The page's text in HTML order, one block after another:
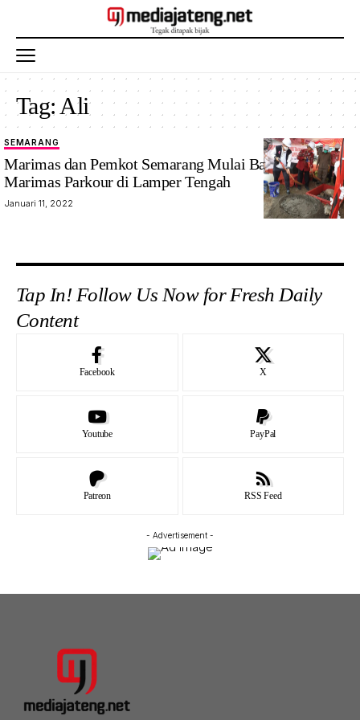
Tag: Ali
SEMARANG
Marimas dan Pemkot Semarang Mulai Bangun Taman
Marimas Parkour di Lamper Tengah
Januari 11, 2022
Tap In! Follow Us Now for Fresh Daily
Content
Facebook X
Youtube PayPal
Patreon RSS Feed
- Advertisement -